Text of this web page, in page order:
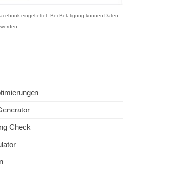
eingebettet. Bei Betätigung können Daten
Check